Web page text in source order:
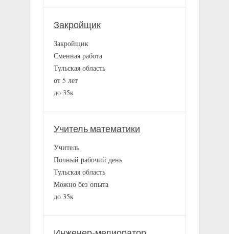
Закройщик
Закройщик
Сменная работа
Тульская область
от 5 лет
до 35к
Учитель математики
Учитель
Полный рабочий день
Тульская область
Можно без опыта
до 35к